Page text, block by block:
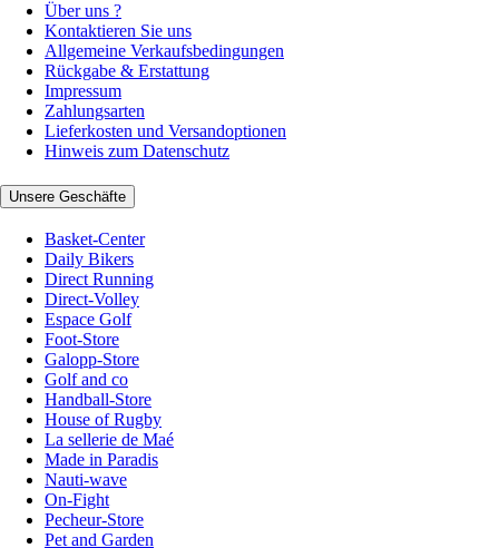
Über uns ?
Kontaktieren Sie uns
Allgemeine Verkaufsbedingungen
Rückgabe & Erstattung
Impressum
Zahlungsarten
Lieferkosten und Versandoptionen
Hinweis zum Datenschutz
Unsere Geschäfte
Basket-Center
Daily Bikers
Direct Running
Direct-Volley
Espace Golf
Foot-Store
Galopp-Store
Golf and co
Handball-Store
House of Rugby
La sellerie de Maé
Made in Paradis
Nauti-wave
On-Fight
Pecheur-Store
Pet and Garden